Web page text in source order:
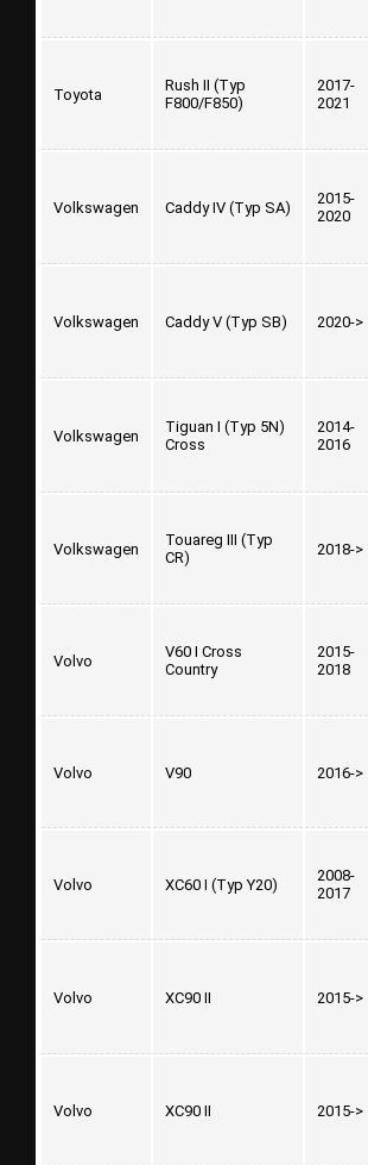
Toyota
Rush II (Typ
F800/F850)
2017-
2021
Volkswagen Caddy IV (Typ SA)
2015-
2020
Volkswagen Caddy V (Typ SB) 2020->
Volkswagen
Tiguan I (Typ 5N)
Cross
2014-
2016
Volkswagen
Touareg III (Typ
CR)
2018->
Volvo
V60 I Cross
Country
2015-
2018
Volvo V90 2016->
Volvo XC60 I (Typ Y20)
2008-
2017
Volvo XC90 II 2015->
Volvo XC90 II 2015->